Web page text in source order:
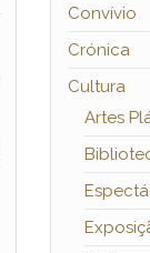
Convívio
Crónica
Cultura
Artes